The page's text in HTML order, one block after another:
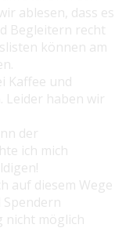
ablesen, dass es
Begleitern recht
können am
Kaffee und
Leider haben wir
der
ich mich
auf diesem Wege
nicht möglich